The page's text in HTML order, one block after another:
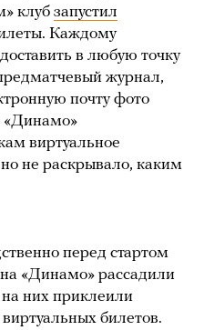
клуб запустил
Каждому
в любую точку
журнал,
почту фото
«Динамо»
виртуальное
не раскрывало, каким
перед стартом
«Динамо» рассадили
них приклеили
билетов.